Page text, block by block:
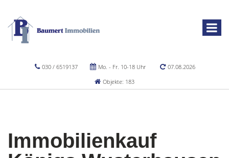
030 / 6519137 Mo. - Fr. 10-18 Uhr
07.08.2026
Objekte: 183
Immobilienkauf